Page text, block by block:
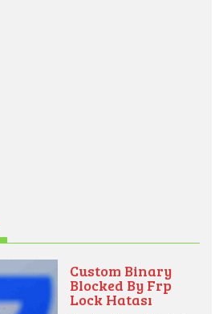
Custom Binary
Blocked By Frp
Lock Hatası